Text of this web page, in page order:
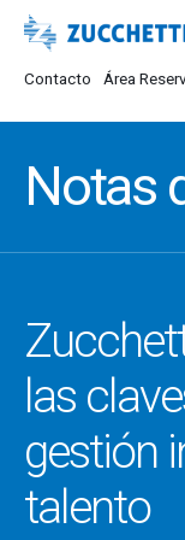
Contacto Área
Notas
las
gestión
talento